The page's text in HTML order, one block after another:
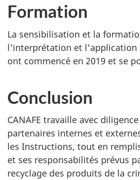
Formation
La sensibilisation et la
l'interprétation et l'application
ont commencé en 2019 et se
Conclusion
CANAFE travaille avec
partenaires internes et
les Instructions, tout en
et ses responsabilités prévus
recyclage des produits de la